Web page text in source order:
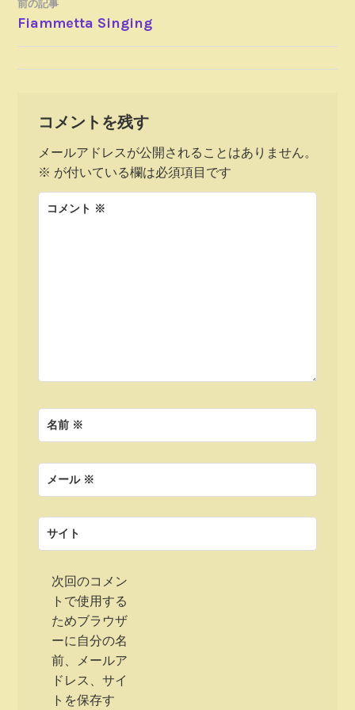
投
稿
ビ
ゲ
ー
前の記事
Fiammetta Singing
コメントを残す
メールアドレスが公開されることはありません。
※ が付いている欄は必須項目です
コメント ※
名前 ※
メール ※
サイト
次回のコメン
トで使用する
ためブラウザ
ーに自分の名
前、メールア
ドレス、サイ
トを保存す